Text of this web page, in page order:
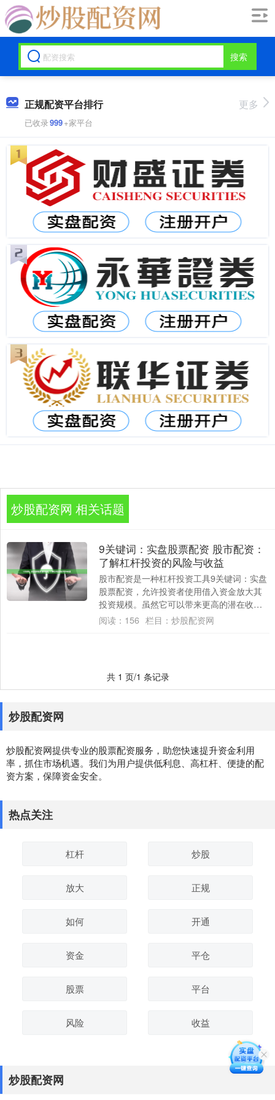
搜索
正规配资平台排行
已收录999+家平台
更多
炒股配资网 相关话题
9关键词：实盘股票配资 股市配资：
了解杠杆投资的风险与收益
股市配资是一种杠杆投资工具9关键词：实盘
股票配资，允许投资者使用借入资金放大其
投资规模。虽然它可以带来更高的潜在收
益，但它也伴随更高的风险。 使用股票配资
阅读： 156 栏目： 炒股配资网
共 1 页/1 条记录
炒股配资网
炒股配资网提供专业的股票配资服务，助您快速提升资金利用
率，抓住市场机遇。我们为用户提供低利息、高杠杆、便捷的配
资方案，保障资金安全。
热点关注
杠杆 炒股
放大 正规
如何 开通
资金 平仓
股票 平台
风险 收益
炒股配资网